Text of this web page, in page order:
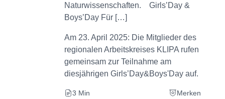
Naturwissenschaften. Girls’Day &
Boys’Day Für […]
Am 23. April 2025: Die Mitglieder des
regionalen Arbeitskreises KLIPA rufen
gemeinsam zur Teilnahme am
diesjährigen Girls’Day&Boys'Day auf.
3 Min Merken